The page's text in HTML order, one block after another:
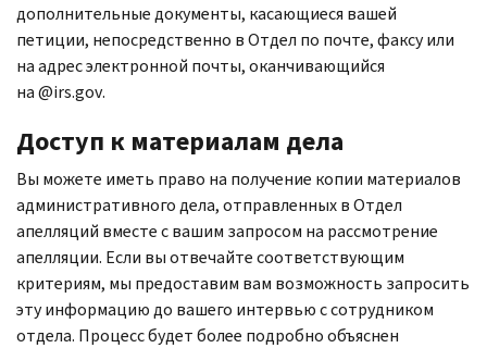
дополнительные документы, касающиеся вашей
петиции, непосредственно в Отдел по почте, факсу или
на адрес электронной почты, оканчивающийся
на @irs.gov.
Доступ к материалам дела
Вы можете иметь право на получение копии материалов
административного дела, отправленных в Отдел
апелляций вместе с вашим запросом на рассмотрение
апелляции. Если вы отвечайте соответствующим
критериям, мы предоставим вам возможность запросить
эту информацию до вашего интервью с сотрудником
отдела. Процесс будет более подробно объяснен